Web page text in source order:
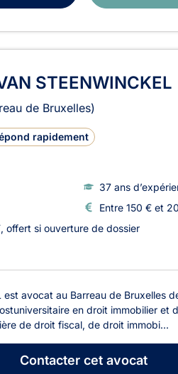
STEENWINCKEL
de Bruxelles)
rapidement
37 ans
Entre 150 € et
offert si ouverture de dossier
est avocat au Barreau de Bruxelles
en droit immobilier et
de droit fiscal, de droit immobi...
Contactercet avocat